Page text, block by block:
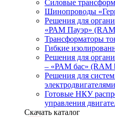
Силовые
Шинопроводы
Решения для
«РАМ Пауэр»
Трансформаторы
Гибкие
Решения для
– «РАМ бас» (RAM
Решения для
Готовые НКУ
управления
Скачать каталог